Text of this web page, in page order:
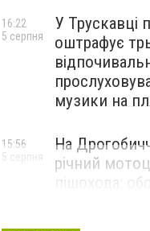
У Трускавці
оштрафує
музики на
16:22
5 серпня
На
річний
пішохода: обох
15:56
5 серпня